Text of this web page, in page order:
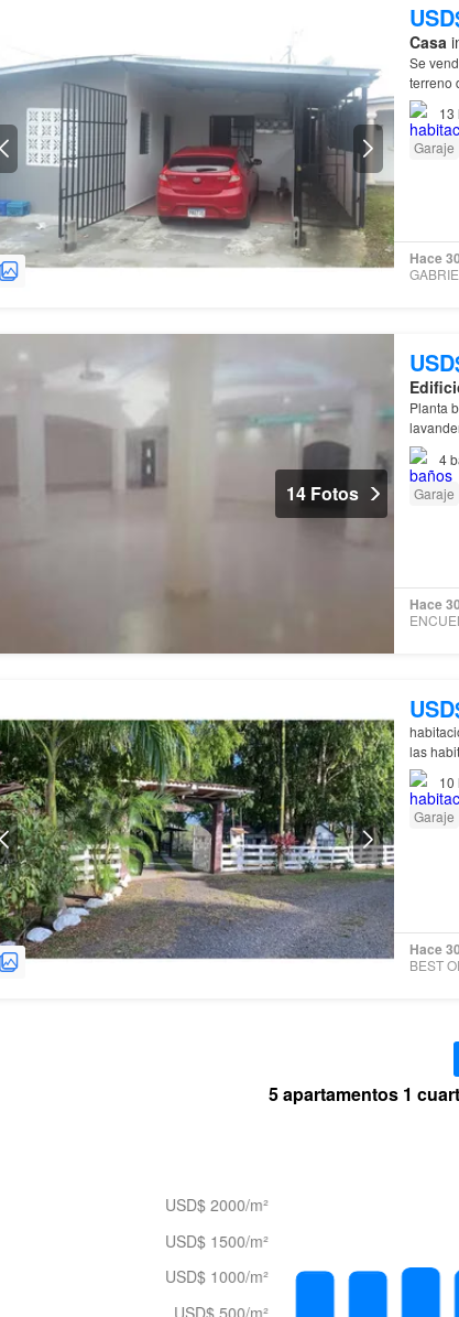
Casa
Se
terreno
baño; y
13
Garaje
Hace
14 Fotos
Planta
4
Garaje
Hace
las
10
Garaje
Hace
5 apartamentos 1